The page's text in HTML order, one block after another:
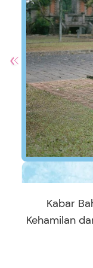
Kabar
Kehamilan